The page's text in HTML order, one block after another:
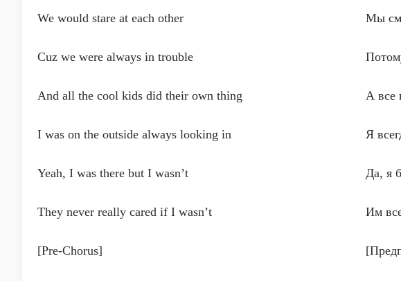
We would stare at each other Мы
Cuz we were always in trouble
And all the cool kids did their own thing А все
I was on the outside always looking in Я
Yeah, I was there but I wasn’t Да, я
They never really cared if I wasn’t Им
[Pre-Chorus]